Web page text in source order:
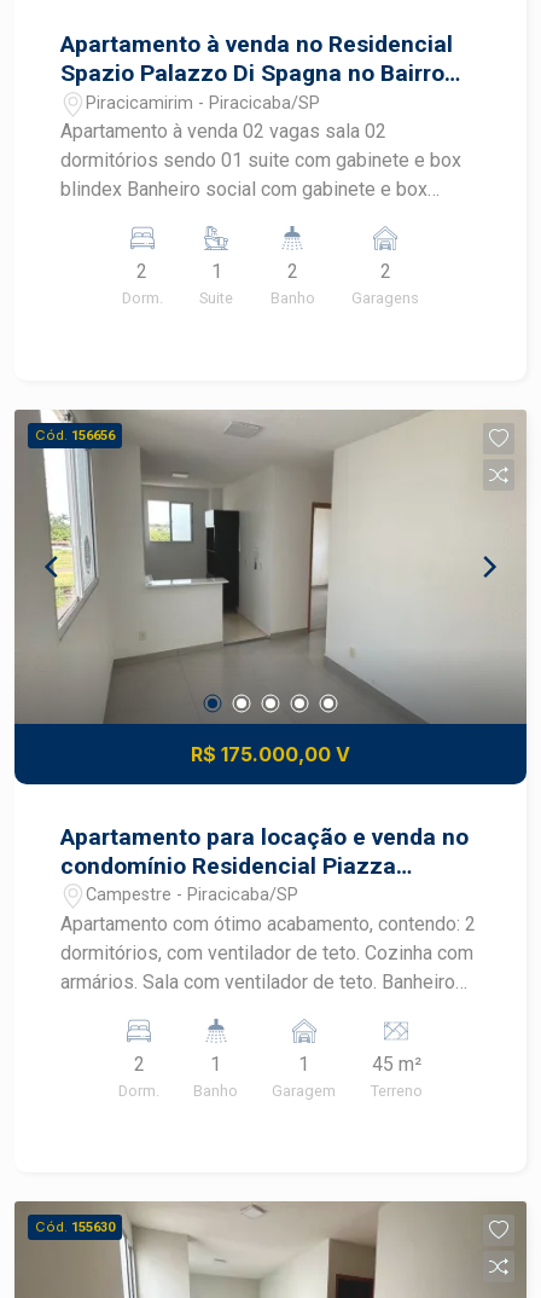
Apartamento à venda no Residencial
Spazio Palazzo Di Spagna no Bairro
Piracicamirim
Piracicamirim - Piracicaba/SP
Apartamento à venda 02 vagas sala 02
dormitórios sendo 01 suite com gabinete e box
blindex Banheiro social com gabinete e box
serviços. Lazer com salão de festas, salão de
jogos, espaço gourmet, playground, piscina,
2
Dorm.
1
Suite
2
Banho
2
Garagens
Cód. 156656
R$ 175.000,00 V
Apartamento para locação e venda no
condomínio Residencial Piazza
Florença
Campestre - Piracicaba/SP
Apartamento com ótimo acabamento, contendo: 2
dormitórios, com ventilador de teto. Cozinha com
armários. Sala com ventilador de teto. Banheiro
gourmet com churrasqueira, piscina e playground.
2
Dorm.
1
Banho
1
Garagem
45 m²
Terreno
Cód. 155630